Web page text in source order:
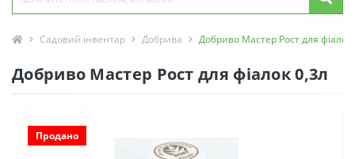
Садовий інвентар Добрива Добриво Мастер Рост для фіалок
Добриво Мастер Рост для фіалок 0,3л
Продано